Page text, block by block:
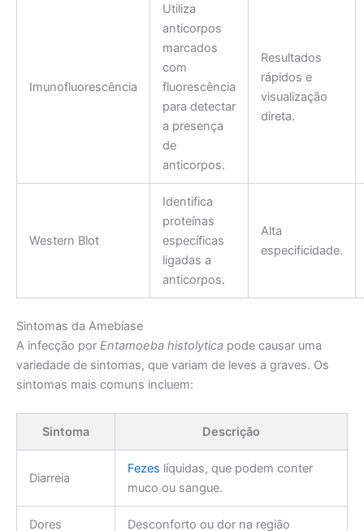
Imunofluorescência
Utiliza
anticorpos
marcados
com
fluorescência
para detectar
a presença
de
anticorpos.
Resultados
rápidos e
visualização
direta.
Western Blot
Identifica
proteínas
específicas
ligadas a
anticorpos.
Alta
especificidade.
Sintomas da Amebíase
A infecção por Entamoeba histolytica pode causar uma
variedade de sintomas, que variam de leves a graves. Os
sintomas mais comuns incluem:
Sintoma Descrição
Diarreia
Fezes líquidas, que podem conter
muco ou sangue.
Dores Desconforto ou dor na região